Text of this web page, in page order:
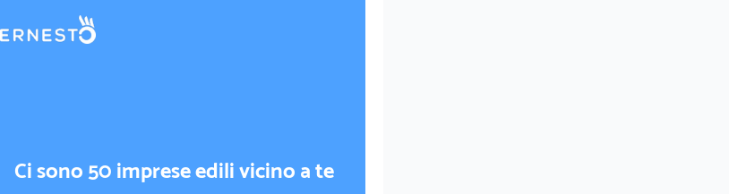
Ci sono 50 imprese edili vicino a te